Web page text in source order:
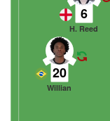
6
H. Reed
20
Willian